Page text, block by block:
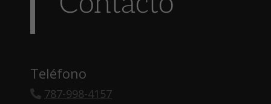
Teléfono
787-998-4157